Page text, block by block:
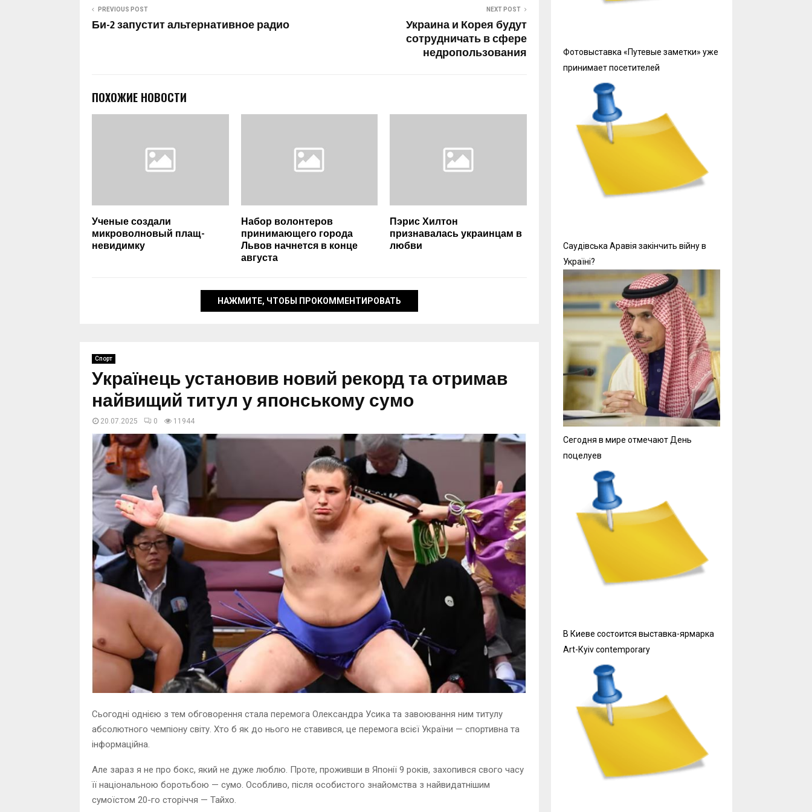
PREVIOUS POST
Би-2 запустит альтернативное радио
NEXT POST
Украина и Корея будут
сотрудничать в сфере
недропользования
ПОХОЖИЕ НОВОСТИ
Ученые создали
микроволновый плащ-
невидимку
Набор волонтеров
принимающего города
Львов начнется в конце
августа
Пэрис Хилтон
признавалась украинцам в
любви
НАЖМИТЕ, ЧТОБЫ ПРОКОММЕНТИРОВАТЬ
Спорт
Українець установив новий рекорд та отримав
найвищий титул у японському сумо
20.07.2025 0 11944
Сьогодні однією з тем обговорення стала перемога Олександра Усика та завоювання ним титулу
абсолютного чемпіону світу. Хто б як до нього не ставився, це перемога всієї України — спортивна та
інформаційна.
Але зараз я не про бокс, який не дуже люблю. Проте, проживши в Японії 9 років, захопився свого часу
її національною боротьбою — сумо. Особливо, після особистого знайомства з найвидатнішим
сумоїстом 20-го сторіччя — Тайхо.
Фотовыставка «Путевые заметки» уже
принимает посетителей
Саудівська Аравія закінчить війну в
Україні?
Сегодня в мире отмечают День
поцелуев
В Киеве состоится выставка-ярмарка
Art-Кyiv contemporary